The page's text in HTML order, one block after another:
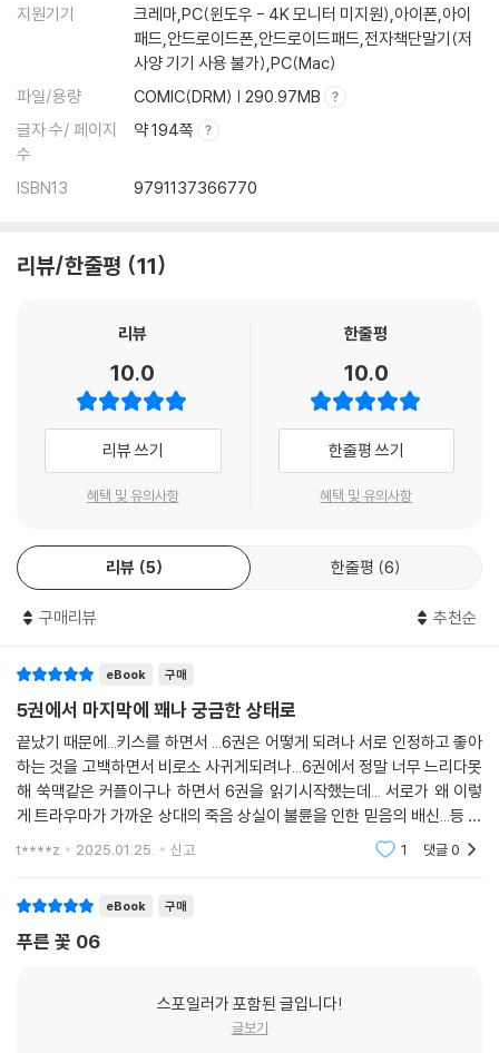
지원기기
크레마,PC(윈도우 - 4K 모니터 미지원),아이폰,아이
패드,안드로이드폰,안드로이드패드,전자책단말기(저
사양 기기 사용 불가),PC(Mac)
파일/용량
COMIC(DRM) | 290.97MB
글자 수/ 페이지
수
약 194쪽
ISBN13 9791137366770
리뷰/한줄평 11
리뷰
10.0
리뷰 쓰기
혜택 및 유의사항
한줄평
10.0
한줄평 쓰기
혜택 및 유의사항
리뷰 5 한줄평 6
구매리뷰 추천순
eBook 구매
5권에서 마지막에 꽤나 궁금한 상태로
끝났기 때문에...키스를 하면서 ...6권은 어떻게 되려나 서로 인정하고 좋아
하는 것을 고백하면서 비로소 사귀게되려나...6권에서 정말 너무 느리다못
해 쑥맥같은 커플이구나 하면서 6권을 읽기시작했는데... 서로가 왜 이렇
게 트라우마가 가까운 상대의 죽음 상실이 불륜을 인한 믿음의 배신...등 상
처와 행동하지못하는 방어기제가 걸려서 아마도 이렇게 6권까지 질질 끄
t****z 2025.01.25. 신고 1 댓글0
eBook 구매
푸른 꽃 06
스포일러가 포함된 글입니다!
글보기